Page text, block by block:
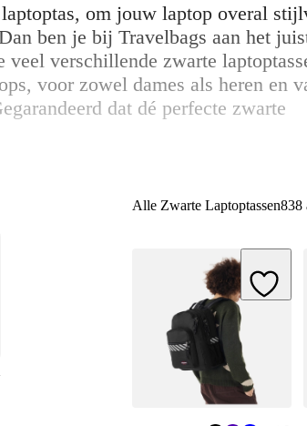
om jouw laptop overal
ben je bij Travelbags aan het
verschillende zwarte
voor zowel dames als heren en
dat dé perfecte zwarte
Alle Zwarte Laptoptassen838
Add to